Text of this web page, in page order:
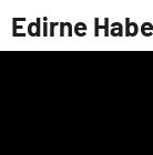
Edirne